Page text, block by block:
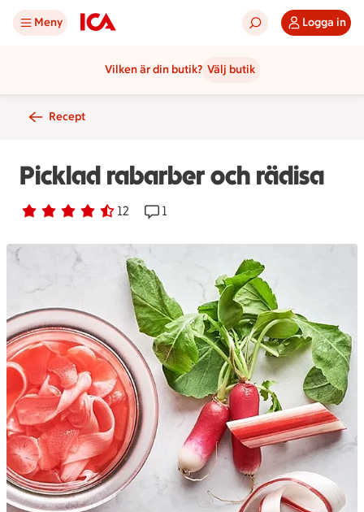
Meny Logga in
Vilken är din butik? Välj butik
Recept
Picklad rabarber och rädisa
Betyg 4.3 av 5. 12
12 personer har röstatReceptet har 1 kommentarer
1